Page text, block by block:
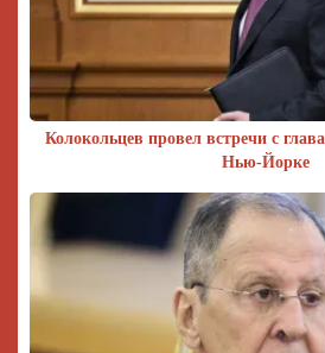
Колокольцев провел встречи с
Нью-Йорке